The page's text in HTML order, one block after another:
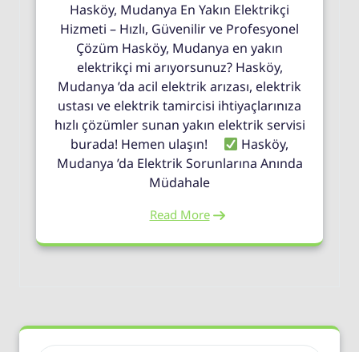
Hasköy, Mudanya En Yakın Elektrikçi
Hizmeti – Hızlı, Güvenilir ve Profesyonel
Çözüm Hasköy, Mudanya en yakın
elektrikçi mi arıyorsunuz? Hasköy,
Mudanya ’da acil elektrik arızası, elektrik
ustası ve elektrik tamircisi ihtiyaçlarınıza
hızlı çözümler sunan yakın elektrik servisi
burada! Hemen ulaşın!
Hasköy,
Mudanya ’da Elektrik Sorunlarına Anında
Müdahale
Read More